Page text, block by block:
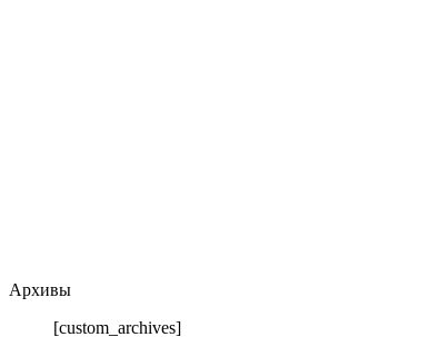
Архивы
[custom_archives]